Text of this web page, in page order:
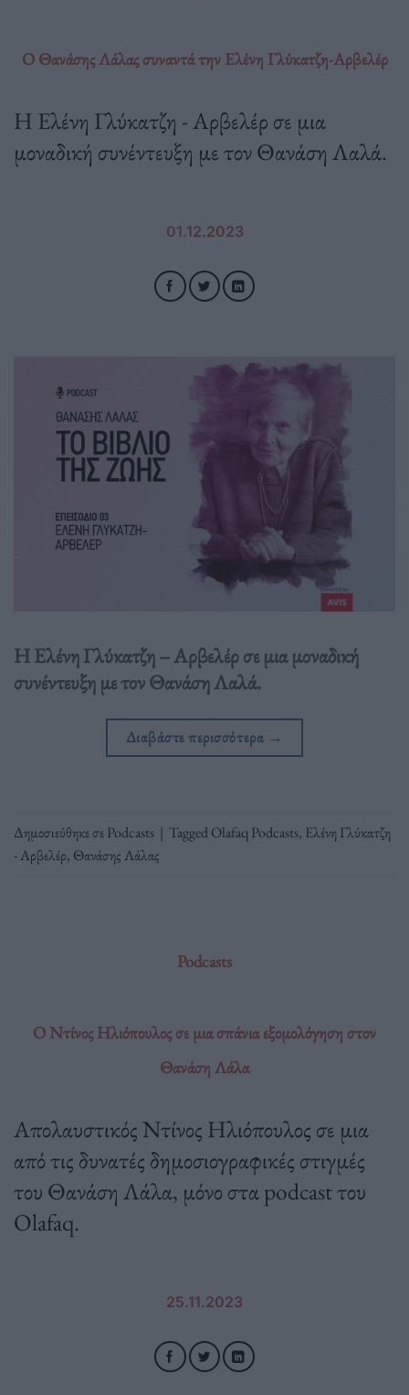
O Θανάσης Λάλας συναντά την Ελένη Γλύκατζη-Αρβελέρ
H Ελένη Γλύκατζη - Αρβελέρ σε μια
μοναδική συνέντευξη με τον Θανάση Λαλά.
01.12.2023
H Ελένη Γλύκατζη – Αρβελέρ σε μια μοναδική
συνέντευξη με τον Θανάση Λαλά.
Διαβάστε περισσότερα →
Δημοσιεύθηκε σεPodcasts | TaggedOlafaq Podcasts, Ελένη Γλύκατζη
- Αρβελέρ, Θανάσης Λάλας
Podcasts
Ο Ντίνος Ηλιόπουλος σε μια σπάνια εξομολόγηση στον
Θανάση Λάλα
Απολαυστικός Ντίνος Ηλιόπουλος σε μια
από τις δυνατές δημοσιογραφικές στιγμές
του Θανάση Λάλα, μόνο στα podcast του
Olafaq.
25.11.2023